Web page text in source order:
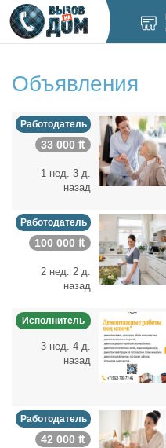
новое
Объявления
Работодатель
33 000 ₶
1 нед. 3 д.
назад
Работодатель
100 000 ₶
2 нед. 2 д.
назад
Исполнитель
3 нед. 4 д.
назад
Работодатель
42 000 ₶